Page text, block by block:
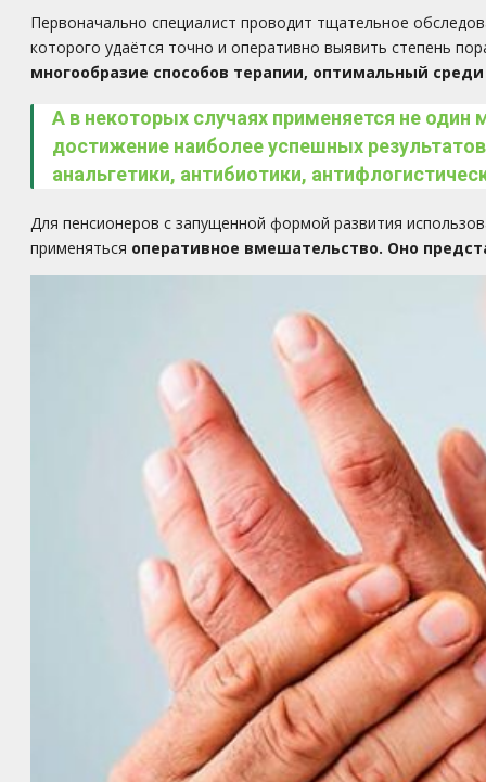
Первоначально специалист проводит тщательное
которого удаётся точно и оперативно выявить степень
многообразие способов терапии, оптимальный
А в некоторых случаях применяется не один
достижение наиболее успешных
анальгетики, антибиотики,
Для пенсионеров с запущенной формой развития
применяться оперативное вмешательство. Оно